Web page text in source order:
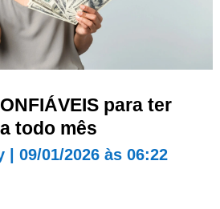
para ter
todo mês
| 09/01/2026 às 06:22